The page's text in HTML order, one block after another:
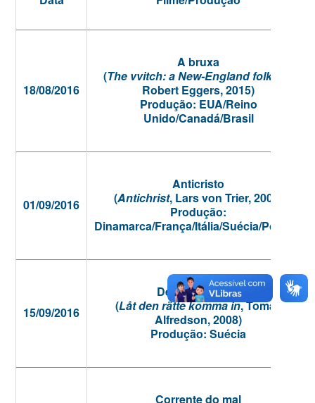
18/08/2016
A bruxa
(The vvitch: a New-England folktale
Robert Eggers, 2015)
Produção: EUA/Reino
Unido/Canadá/Brasil
01/09/2016
Anticristo
(Antichrist, Lars von Trier, 2009)
Produção:
Dinamarca/França/Itália/Suécia/Polônia
15/09/2016
Deixa ela entrar
(Låt den rätte komma in, Tomas
Alfredson, 2008)
Produção: Suécia
Corrente do mal